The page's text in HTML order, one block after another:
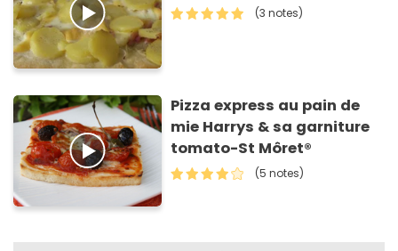
(3 notes)
Pizza express au pain de
mie Harrys & sa garniture
tomato-St Môret®
(5 notes)